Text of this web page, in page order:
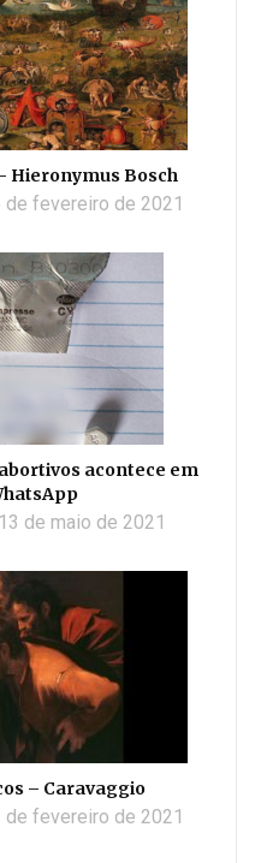
Hieronymus Bosch
de fevereiro de 2021
acontece em
13 de maio de 2021
– Caravaggio
de fevereiro de 2021